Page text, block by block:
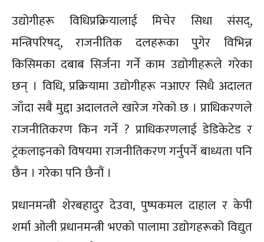
उद्योगीहरू विधिप्रक्रियालाई मिचेर सिधा संसद्,
मन्त्रिपरिषद्, राजनीतिक दलहरूका पुगेर विभिन्न
किसिमका दबाब सिर्जना गर्ने काम उद्योगीहरूले गरेका
छन् । विधि, प्रक्रियामा उद्योगीहरू नआएर सिधै अदालत
जाँदा सबै मुद्दा अदालतले खारेज गरेको छ । प्राधिकरणले
राजनीतिकरण किन गर्ने ? प्राधिकरणलाई डेडिकेटेड र
ट्रंकलाइनको विषयमा राजनीतिकरण गर्नुपर्ने बाध्यता पनि
छैन । गरेका पनि छैनौं ।
प्रधानमन्त्री शेरबहादुर देउवा, पुष्पकमल दाहाल र केपी
शर्मा ओली प्रधानमन्त्री भएको पालामा उद्योगहरूको विद्युत